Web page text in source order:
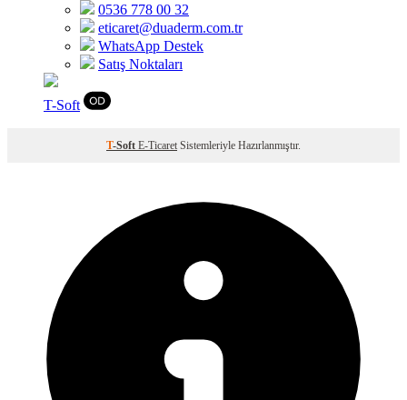
0536 778 00 32
eticaret@duaderm.com.tr
WhatsApp Destek
Satış Noktaları
T-Soft
T-Soft E-Ticaret Sistemleriyle Hazırlanmıştır.